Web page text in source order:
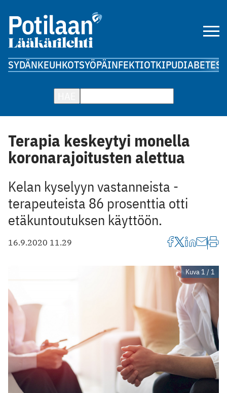
SYDÄNKEUHKOTSYÖPÄINFEKTIOTKIPUDIABETES
Terapia keskeytyi monella
koronarajoitusten alettua
Kelan kyselyyn ­vastanneista ­
terapeuteista 86 prosenttia otti
etäkuntoutuksen ­käyttöön.
16.9.2020 11.29
Kuva 1 / 1